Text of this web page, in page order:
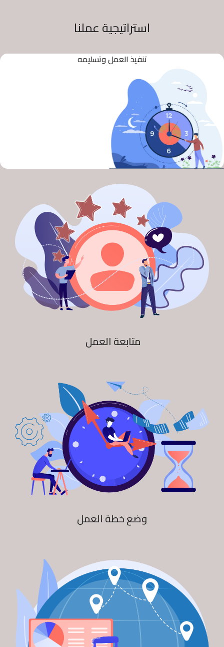
استراتيجية عملنا
تنفيذ العمل وتسليمه
متابعة العمل
وضع خطة العمل